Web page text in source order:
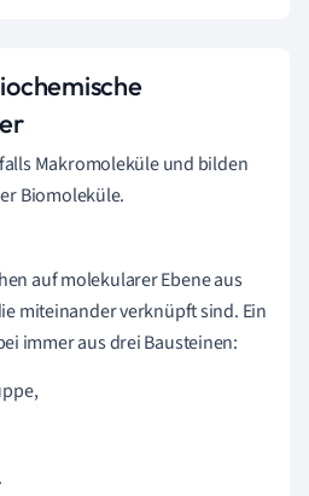
Makromoleküle und bilden
Biomoleküle.
auf molekularer Ebene aus
miteinander verknüpft sind. Ein
immer aus drei Bausteinen: